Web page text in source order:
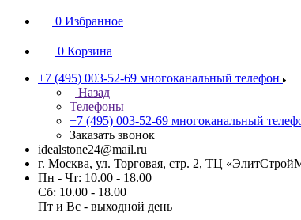
0 Избранное
0 Корзина
+7 (495) 003-52-69 многоканальный телефон
Назад
Телефоны
+7 (495) 003-52-69 многоканальный
Заказать звонок
idealstone24@mail.ru
г. Москва, ул. Торговая, стр. 2, ТЦ
Пн - Чт: 10.00 - 18.00
Сб: 10.00 - 18.00
Пт и Вс - выходной день